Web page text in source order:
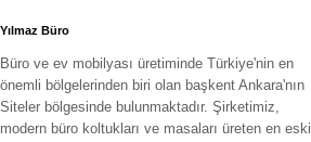
Yılmaz Büro
Büro ve ev mobilyası üretiminde Türkiye'nin en
önemli bölgelerinden biri olan başkent Ankara'nın
Siteler bölgesinde bulunmaktadır. Şirketimiz,
modern büro koltukları ve masaları üreten en eski